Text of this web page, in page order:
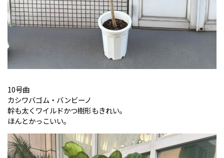
10号曲
カシワバゴム・バンビーノ
幹も太くワイルドかつ樹形もきれい。
ほんとかっこいい。